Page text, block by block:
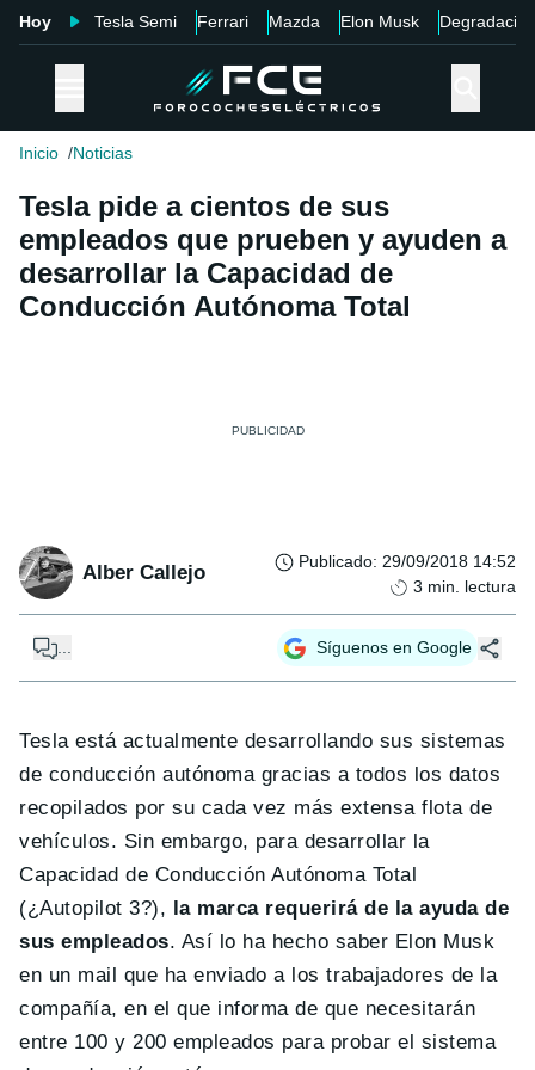
Hoy Tesla Semi Ferrari Mazda Elon Musk Degradación
Inicio Noticias
Tesla pide a cientos de sus
empleados que prueben y ayuden a
desarrollar la Capacidad de
Conducción Autónoma Total
Alber Callejo Publicado: 29/09/2018 14:52
3 min. lectura
... Síguenos en Google
Tesla está actualmente desarrollando sus sistemas
de conducción autónoma gracias a todos los datos
recopilados por su cada vez más extensa flota de
vehículos. Sin embargo, para desarrollar la
Capacidad de Conducción Autónoma Total
(¿Autopilot 3?),
la marca requerirá de la ayuda de
sus empleados. Así lo ha hecho saber Elon Musk
en un mail que ha enviado a los trabajadores de la
compañía, en el que informa de que necesitarán
entre 100 y 200 empleados para probar el sistema